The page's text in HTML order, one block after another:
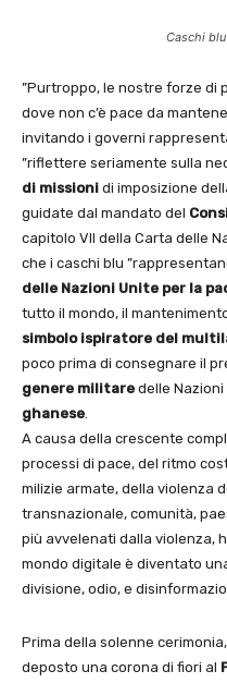
Caschi
”Purtroppo, le nostre forze di
dove non c’è pace da
invitando i governi
”riflettere seriamente sulla
di missioni di imposizione
guidate dal mandato del
capitolo VII della Carta delle
che i caschi blu
delle Nazioni Unite per la
tutto il mondo, il
simbolo ispiratore del
poco prima di consegnare il
genere militare delle Nazioni
ghanese.
A causa della crescente
processi di pace, del ritmo
milizie armate, della violenza
transnazionale, comunità,
più avvelenati dalla violenza,
mondo digitale è diventato
divisione, odio, e
Prima della solenne
deposto una corona di fiori al